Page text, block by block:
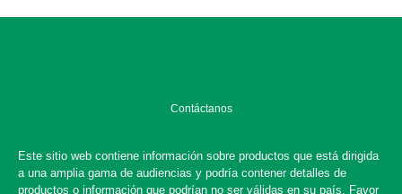
Contáctanos
Este sitio web contiene información sobre productos que está dirigida
a una amplia gama de audiencias y podría contener detalles de
productos o información que podrían no ser válidas en su país. Favor